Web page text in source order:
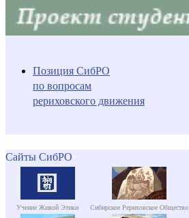
Позиция СибРО
по вопросам
рериховского движения
Сайты СибРО
Учение Живой Этики Сибирское Рериховское Общество